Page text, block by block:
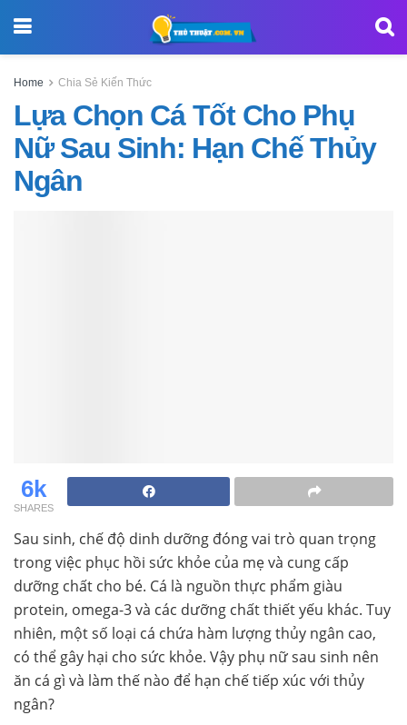
Home Chia Sẻ Kiến Thức
Lựa Chọn Cá Tốt Cho Phụ
Nữ Sau Sinh: Hạn Chế Thủy
Ngân
6k
SHARES
Sau sinh, chế độ dinh dưỡng đóng vai trò quan trọng
trong việc phục hồi sức khỏe của mẹ và cung cấp
dưỡng chất cho bé. Cá là nguồn thực phẩm giàu
protein, omega-3 và các dưỡng chất thiết yếu khác. Tuy
nhiên, một số loại cá chứa hàm lượng thủy ngân cao,
có thể gây hại cho sức khỏe. Vậy phụ nữ sau sinh nên
ăn cá gì và làm thế nào để hạn chế tiếp xúc với thủy
ngân?